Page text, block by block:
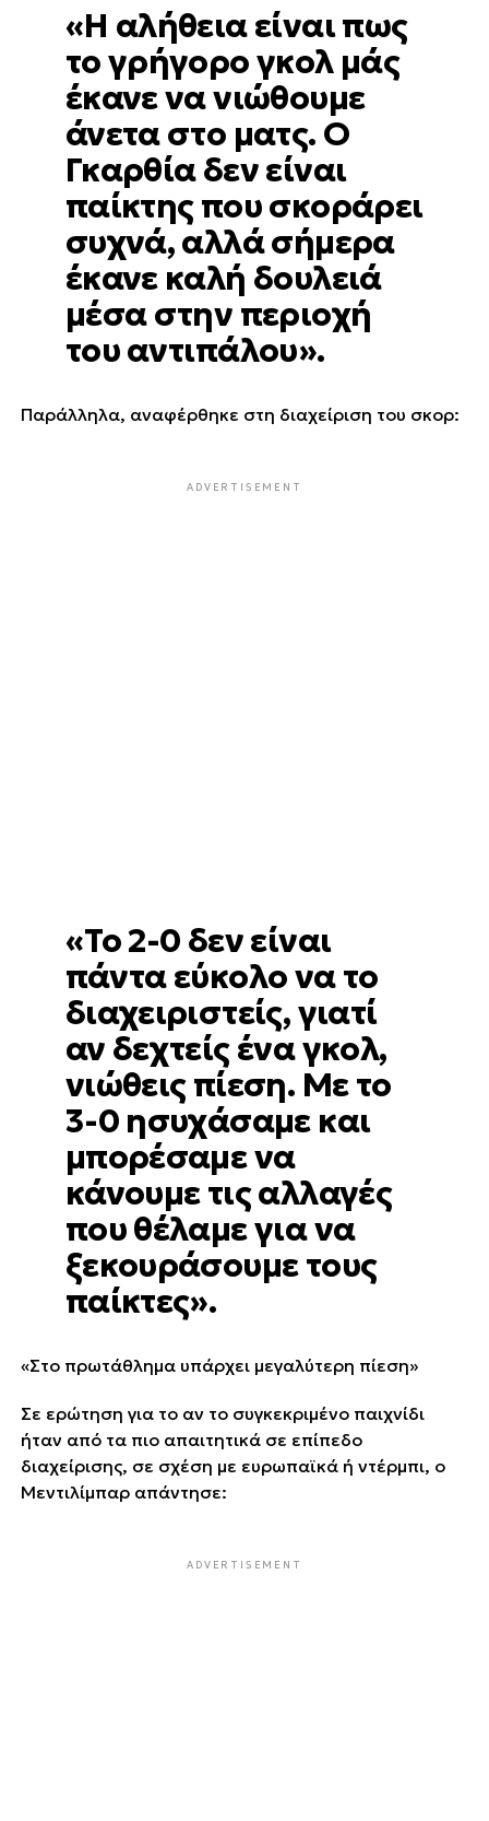
«Η αλήθεια είναι πως
το γρήγορο γκολ μάς
έκανε να νιώθουμε
άνετα στο ματς. Ο
Γκαρθία δεν είναι
παίκτης που σκοράρει
συχνά, αλλά σήμερα
έκανε καλή δουλειά
μέσα στην περιοχή
του αντιπάλου».
Παράλληλα, αναφέρθηκε στη διαχείριση του σκορ:
ADVERTISEMENT
«Το 2-0 δεν είναι
πάντα εύκολο να το
διαχειριστείς, γιατί
αν δεχτείς ένα γκολ,
νιώθεις πίεση. Με το
3-0 ησυχάσαμε και
μπορέσαμε να
κάνουμε τις αλλαγές
που θέλαμε για να
ξεκουράσουμε τους
παίκτες».
«Στο πρωτάθλημα υπάρχει μεγαλύτερη πίεση»
Σε ερώτηση για το αν το συγκεκριμένο παιχνίδι
ήταν από τα πιο απαιτητικά σε επίπεδο
διαχείρισης, σε σχέση με ευρωπαϊκά ή ντέρμπι, ο
Μεντιλίμπαρ απάντησε:
ADVERTISEMENT